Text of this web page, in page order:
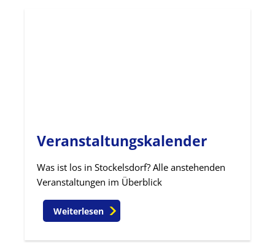
Veranstaltungskalender
Was ist los in Stockelsdorf? Alle anstehenden
Veranstaltungen im Überblick
Weiterlesen